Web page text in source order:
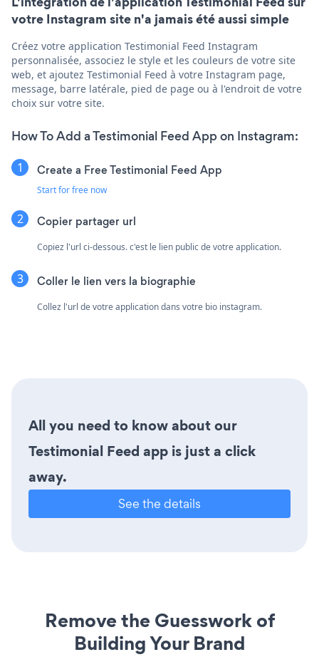
votre Instagram site n'a jamais été aussi simple
Créez votre application Testimonial Feed Instagram
personnalisée, associez le style et les couleurs de votre site
web, et ajoutez Testimonial Feed à votre Instagram page,
message, barre latérale, pied de page ou à l'endroit de votre
choix sur votre site.
How To Add a Testimonial Feed App on Instagram:
Create a Free Testimonial Feed App
Start for free now
Copier partager url
Copiez l'url ci-dessous. c'est le lien public de votre application.
Coller le lien vers la biographie
Collez l'url de votre application dans votre bio instagram.
All you need to know about our
Testimonial Feed app is just a click
away.
See the details
Remove the Guesswork of
Building Your Brand